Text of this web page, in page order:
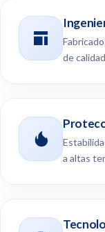
de
a altas